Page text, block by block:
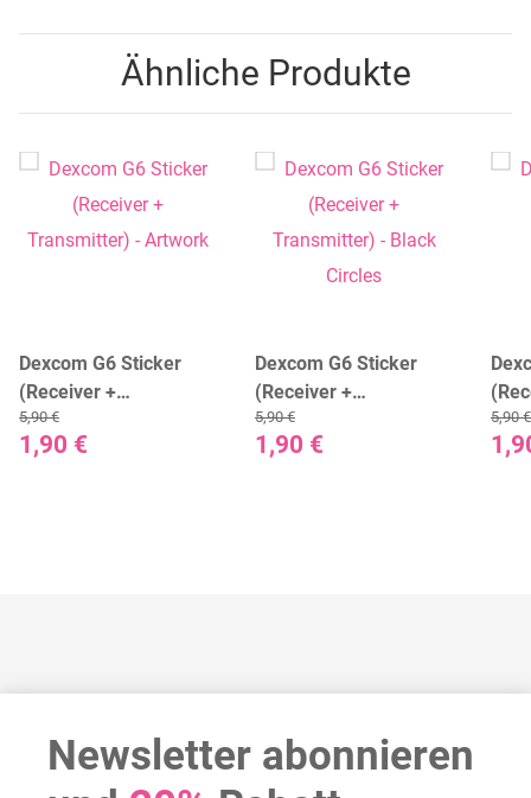
Ähnliche Produkte
Dexcom G6 Sticker
(Receiver +
Transmitter) - Artwork
1,90 €
5,90 €
Dexcom G6 Sticker
(Receiver +
Transmitter) - Black
Circles
1,90 €
5,90 € 5,90 €
Newsletter abonnieren